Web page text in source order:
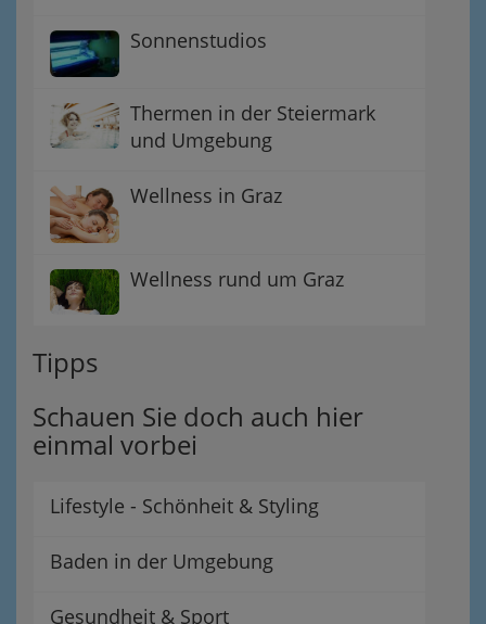
Sonnenstudios
Thermen in der Steiermark
und Umgebung
Wellness in Graz
Wellness rund um Graz
Tipps
Schauen Sie doch auch hier
einmal vorbei
Lifestyle - Schönheit & Styling
Baden in der Umgebung
Gesundheit & Sport